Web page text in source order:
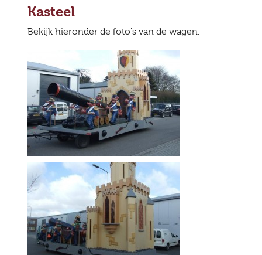
Kasteel
Bekijk hieronder de foto's van de wagen.